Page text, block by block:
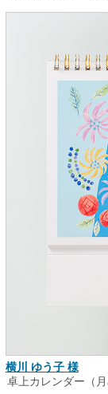
横川 ゆう子 様
卓上カレンダー（